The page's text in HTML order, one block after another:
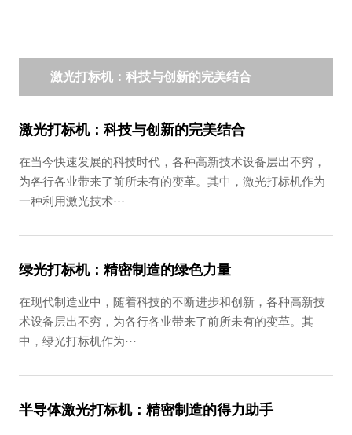
激光打标机：科技与创新的完美结合
激光打标机：科技与创新的完美结合
在当今快速发展的科技时代，各种高新技术设备层出不穷，
为各行各业带来了前所未有的变革。其中，激光打标机作为
一种利用激光技术···
绿光打标机：精密制造的绿色力量
在现代制造业中，随着科技的不断进步和创新，各种高新技
术设备层出不穷，为各行各业带来了前所未有的变革。其
中，绿光打标机作为···
半导体激光打标机：精密制造的得力助手